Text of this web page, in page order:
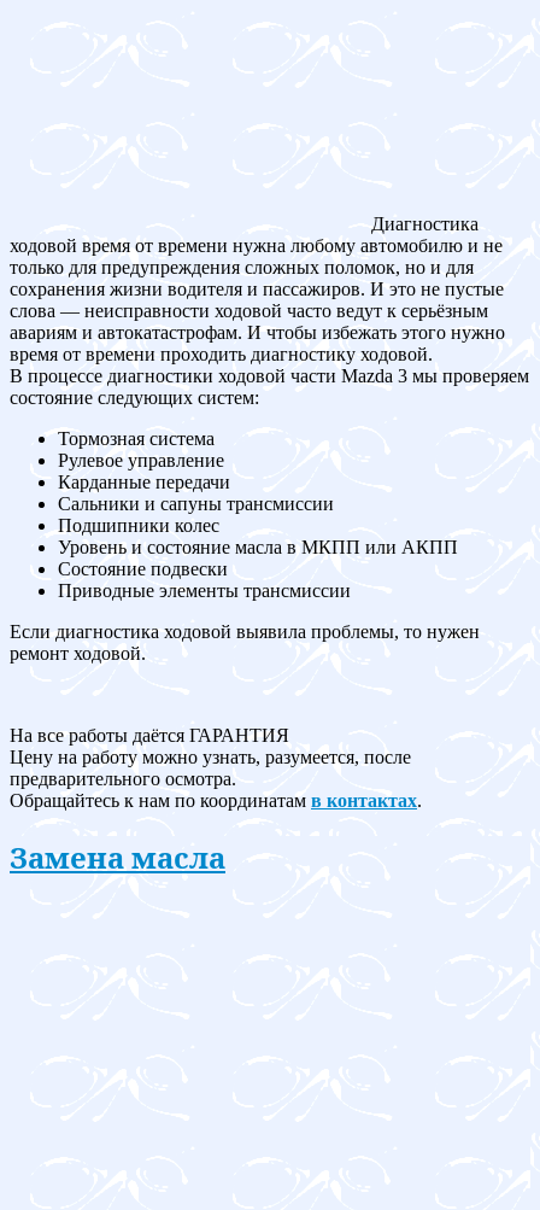
Диагностика
ходовой время от времени нужна любому автомобилю и не
только для предупреждения сложных поломок, но и для
сохранения жизни водителя и пассажиров. И это не пустые
слова — неисправности ходовой часто ведут к серьёзным
авариям и автокатастрофам. И чтобы избежать этого нужно
время от времени проходить диагностику ходовой.
В процессе диагностики ходовой части Mazda 3 мы проверяем
состояние следующих систем:
Тормозная система
Рулевое управление
Карданные передачи
Сальники и сапуны трансмиссии
Подшипники колес
Уровень и состояние масла в МКПП или АКПП
Состояние подвески
Приводные элементы трансмиссии
Если диагностика ходовой выявила проблемы, то нужен
ремонт ходовой.
На все работы даётся ГАРАНТИЯ
Цену на работу можно узнать, разумеется, после
предварительного осмотра.
Обращайтесь к нам по координатам в контактах.
Замена масла